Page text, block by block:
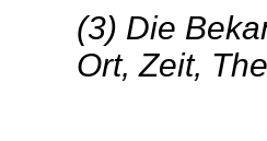
(3) Die
Ort, Zeit,